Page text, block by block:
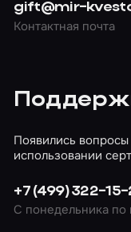
gift@mir-
Контактная почта
Появились
использовании
+7 (499) 322-
С понедельника